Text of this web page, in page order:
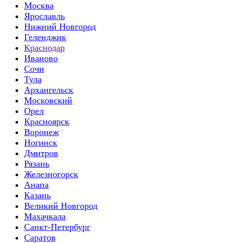
Москва
Ярославль
Нижний Новгород
Геленджик
Краснодар
Иваново
Сочи
Тула
Архангельск
Московский
Орел
Красноярск
Воронеж
Ногинск
Дмитров
Рязань
Железногорск
Анапа
Казань
Великий Новгород
Махачкала
Санкт-Петербург
Саратов